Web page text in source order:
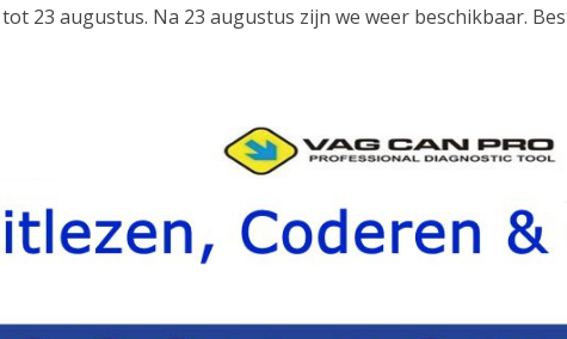
23 augustus. Na 23 augustus zijn we weer beschikbaar.